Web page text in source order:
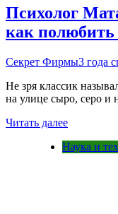
Психолог
как полюбить
Секрет Фирмы3 года
Не зря классик
на улице сыро, серо и
Читать далее
Наука и